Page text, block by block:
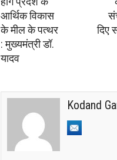
आर्थिक विकास
के मील के पत्थर
: मुख्यमंत्री डॉ.
यादव
दिए
Kodand